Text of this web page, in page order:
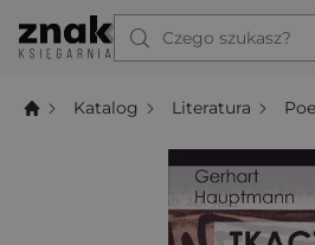
Czego szukasz?
Katalog Literatura